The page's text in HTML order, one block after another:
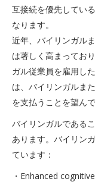
互接続を優先してい
なります。
近年、バイリンガル
は著しく高まっており
ガル従業員を雇用し
は、バイリンガルま
を支払うことを望んで
バイリンガルである
あります。バイリン
ています：
・Enhanced